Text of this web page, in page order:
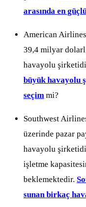
arasında en
American Airlines
39,4 milyar
havayolu
büyük havayolu
seçim mi?
Southwest
üzerinde pazar
havayolu
işletme
beklemektedir.
sunan birkaç